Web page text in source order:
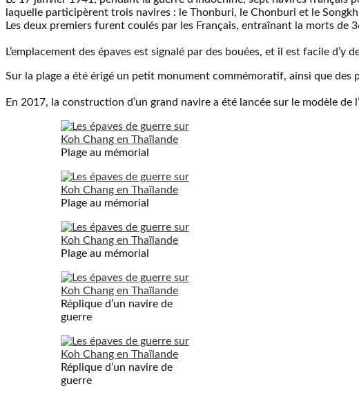
laquelle participèrent trois navires : le Thonburi, le Chonburi et le
Les deux premiers furent coulés par les Français, entraînant la morts de
L’emplacement des épaves est signalé par des bouées, et il est facile d’y
Sur la plage a été érigé un petit monument commémoratif, ainsi que
En 2017, la construction d’un grand navire a été lancée sur le modèle
Plage au mémorial
Plage au mémorial
Plage au mémorial
Réplique d’un navire de
guerre
Réplique d’un navire de
guerre